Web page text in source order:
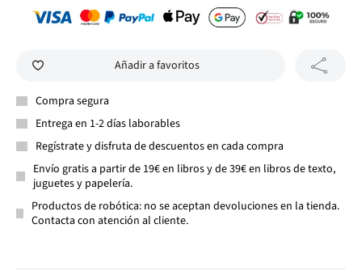
Añadir a favoritos
Compra segura
Entrega en 1-2 días laborables
Regístrate y disfruta de descuentos en cada compra
Envío gratis a partir de 19€ en libros y de 39€ en libros de texto,
juguetes y papelería.
Productos de robótica: no se aceptan devoluciones en la tienda.
Contacta con atención al cliente.